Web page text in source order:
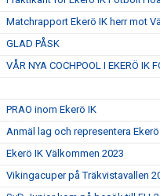
Matchrapport Ekerö IK herr mot
GLAD PÅSK
VÅR NYA COCHPOOL I EKERÖ IK
PRAO inom Ekerö IK
Anmäl lag och representera Ekerö
Ekerö IK Välkommen 2023
Vikingacuper på Träkvistavallen